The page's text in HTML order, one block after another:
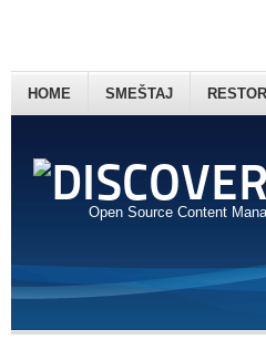
Open Source Content
HOME SMEŠTAJ